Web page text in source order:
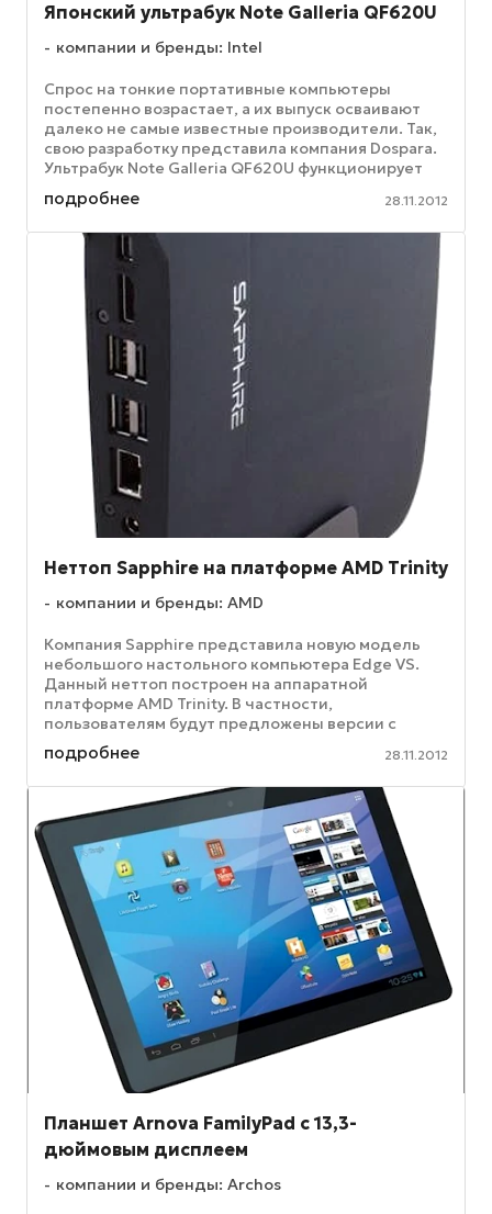
Японский ультрабук Note Galleria QF620U
компании и бренды: Intel
Спрос на тонкие портативные компьютеры
постепенно возрастает, а их выпуск осваивают
далеко не самые известные производители. Так,
свою разработку представила компания Dospara.
Ультрабук Note Galleria QF620U функционирует
под управлением операционной ...
подробнее 28.11.2012
Неттоп Sapphire на платформе AMD Trinity
компании и бренды: AMD
Компания Sapphire представила новую модель
небольшого настольного компьютера Edge VS.
Данный неттоп построен на аппаратной
платформе AMD Trinity. В частности,
пользователям будут предложены версии с
гибридным четырехъядерным чипом A8 с
тактовой ...
подробнее 28.11.2012
Планшет Arnova FamilyPad с 13,3-
дюймовым дисплеем
компании и бренды: Archos